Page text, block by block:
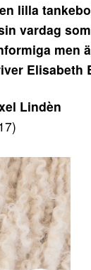
lilla
vardag
men
Elisabeth
Lindèn